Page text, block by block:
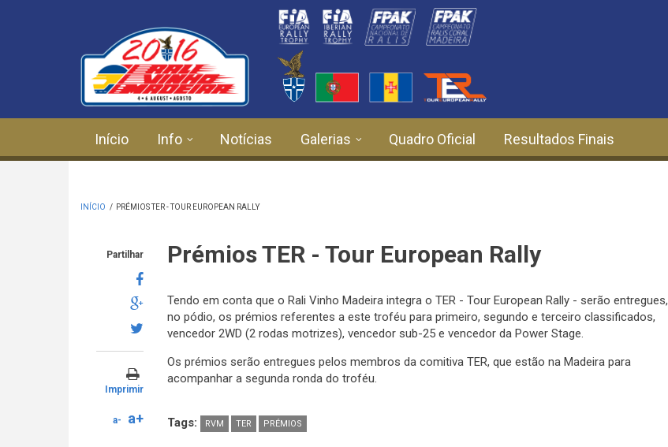
Início Info Notícias Galerias Quadro Oficial Resultados Finais
INÍCIO / PRÉMIOS TER - TOUR EUROPEAN RALLY
Partilhar
Imprimir
a- a+
Prémios TER - Tour European Rally
Tendo em conta que o Rali Vinho Madeira integra o TER - Tour European Rally - serão entregues,
no pódio, os prémios referentes a este troféu para primeiro, segundo e terceiro classificados,
vencedor 2WD (2 rodas motrizes), vencedor sub-25 e vencedor da Power Stage.
Os prémios serão entregues pelos membros da comitiva TER, que estão na Madeira para
acompanhar a segunda ronda do troféu.
Tags: RVM TER PRÉMIOS